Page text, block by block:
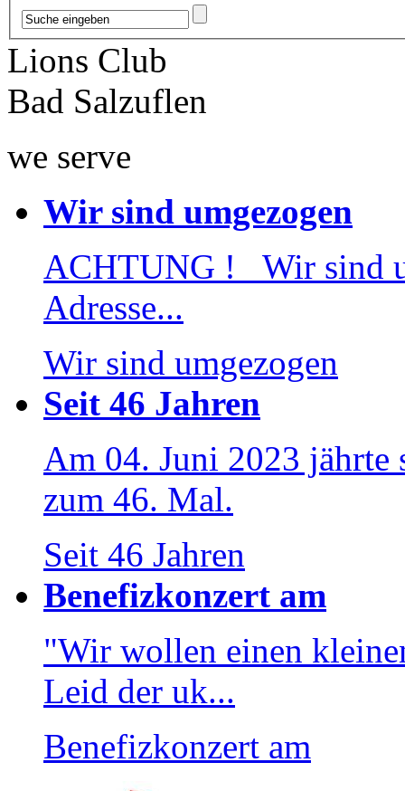
Lions Club
Bad Salzuflen
we serve
Wir sind umgezogen
ACHTUNG ! Wir sind
Adresse...
Wir sind umgezogen
Seit 46 Jahren
Am 04. Juni 2023 jährte
zum 46. Mal.
Seit 46 Jahren
Benefizkonzert am
"Wir wollen einen
Leid der uk...
Benefizkonzert am